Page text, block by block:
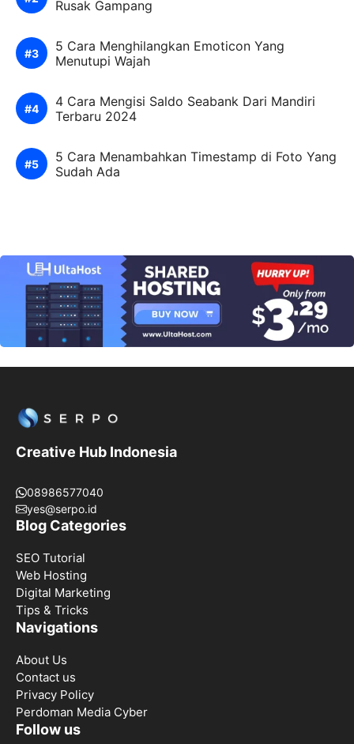
Rusak Gampang
5 Cara Menghilangkan Emoticon Yang
Menutupi Wajah
4 Cara Mengisi Saldo Seabank Dari Mandiri
Terbaru 2024
5 Cara Menambahkan Timestamp di Foto Yang
Sudah Ada
Creative Hub Indonesia
08986577040
yes@serpo.id
Blog Categories
SEO Tutorial
Web Hosting
Digital Marketing
Tips & Tricks
Navigations
About Us
Contact us
Privacy Policy
Perdoman Media Cyber
Follow us